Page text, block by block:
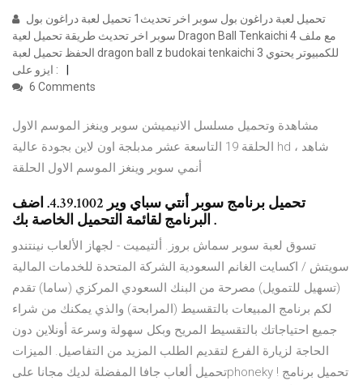
سوبر اخر تحديث طريقة تحميل لعية Dragon Ball Tenkaichi 4 مع ملف
الحفظ تحميل لعبة dragon ball z budokai tenkaichi 3 للكمبيوتر يحتوي
ايزو على :
6 Comments
مشاهدة وتحميل مسلسل الانيميشن سوبر وينغز الموسم الاول
الحلقة 19 التاسعة عشر مدبلجة اون لاين بجودة عالية hd ، شاهد
أنمي سوبر وينغز الموسم الاول الحلقة
تحميل برنامج سوبر أنتي سباي وير 4.39.1002. اضف
البرنامج لقائمة التحميل الخاصة بك .
تسوق لعبة سوبر سماش بروز. ألتيميت - لجهاز الألعاب نينتندو
سويتش / اكسايت الغانم السعودية الشركة المتحدة للخدمات المالية
(تسهيل للتمويل) مصرحة من البنك السعودي المركزي (ساما) تقدم
لكم برنامج المبيعات بالتقسيط (المرابحة) والذي يمكنك من شراء
جميع احتياجاتك بالتقسيط المريح وبكل سهولة وسرعة أونلاين دون
الحاجة لزيارة الفرع لتقديم الطلب المزيد من التفاصيل. الميزات
تحميل ألعاب جافا المفضلة لديك مجانا علىphoneky ! تحميل برنامج